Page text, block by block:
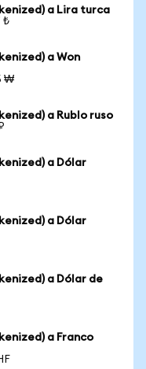
a Lira turca
₺
a Won
₩
a Rublo ruso
a Dólar
a Dólar
a Dólar de
a Franco